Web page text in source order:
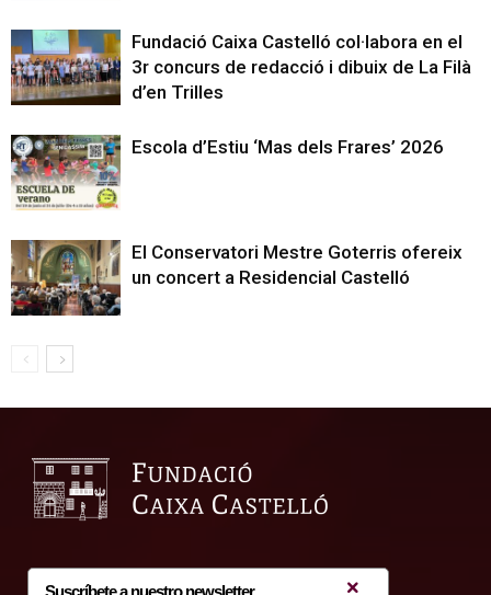
Fundació Caixa Castelló col·labora en el
3r concurs de redacció i dibuix de La Filà
d’en Trilles
Escola d’Estiu ‘Mas dels Frares’ 2026
El Conservatori Mestre Goterris ofereix
un concert a Residencial Castelló
Suscríbete a nuestro newsletter